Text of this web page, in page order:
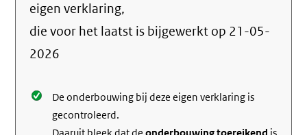
over
eigen verklaring,
die voor het laatst is bijgewerkt op 21-05-
2026
De onderbouwing bij deze eigen verklaring is
gecontroleerd.